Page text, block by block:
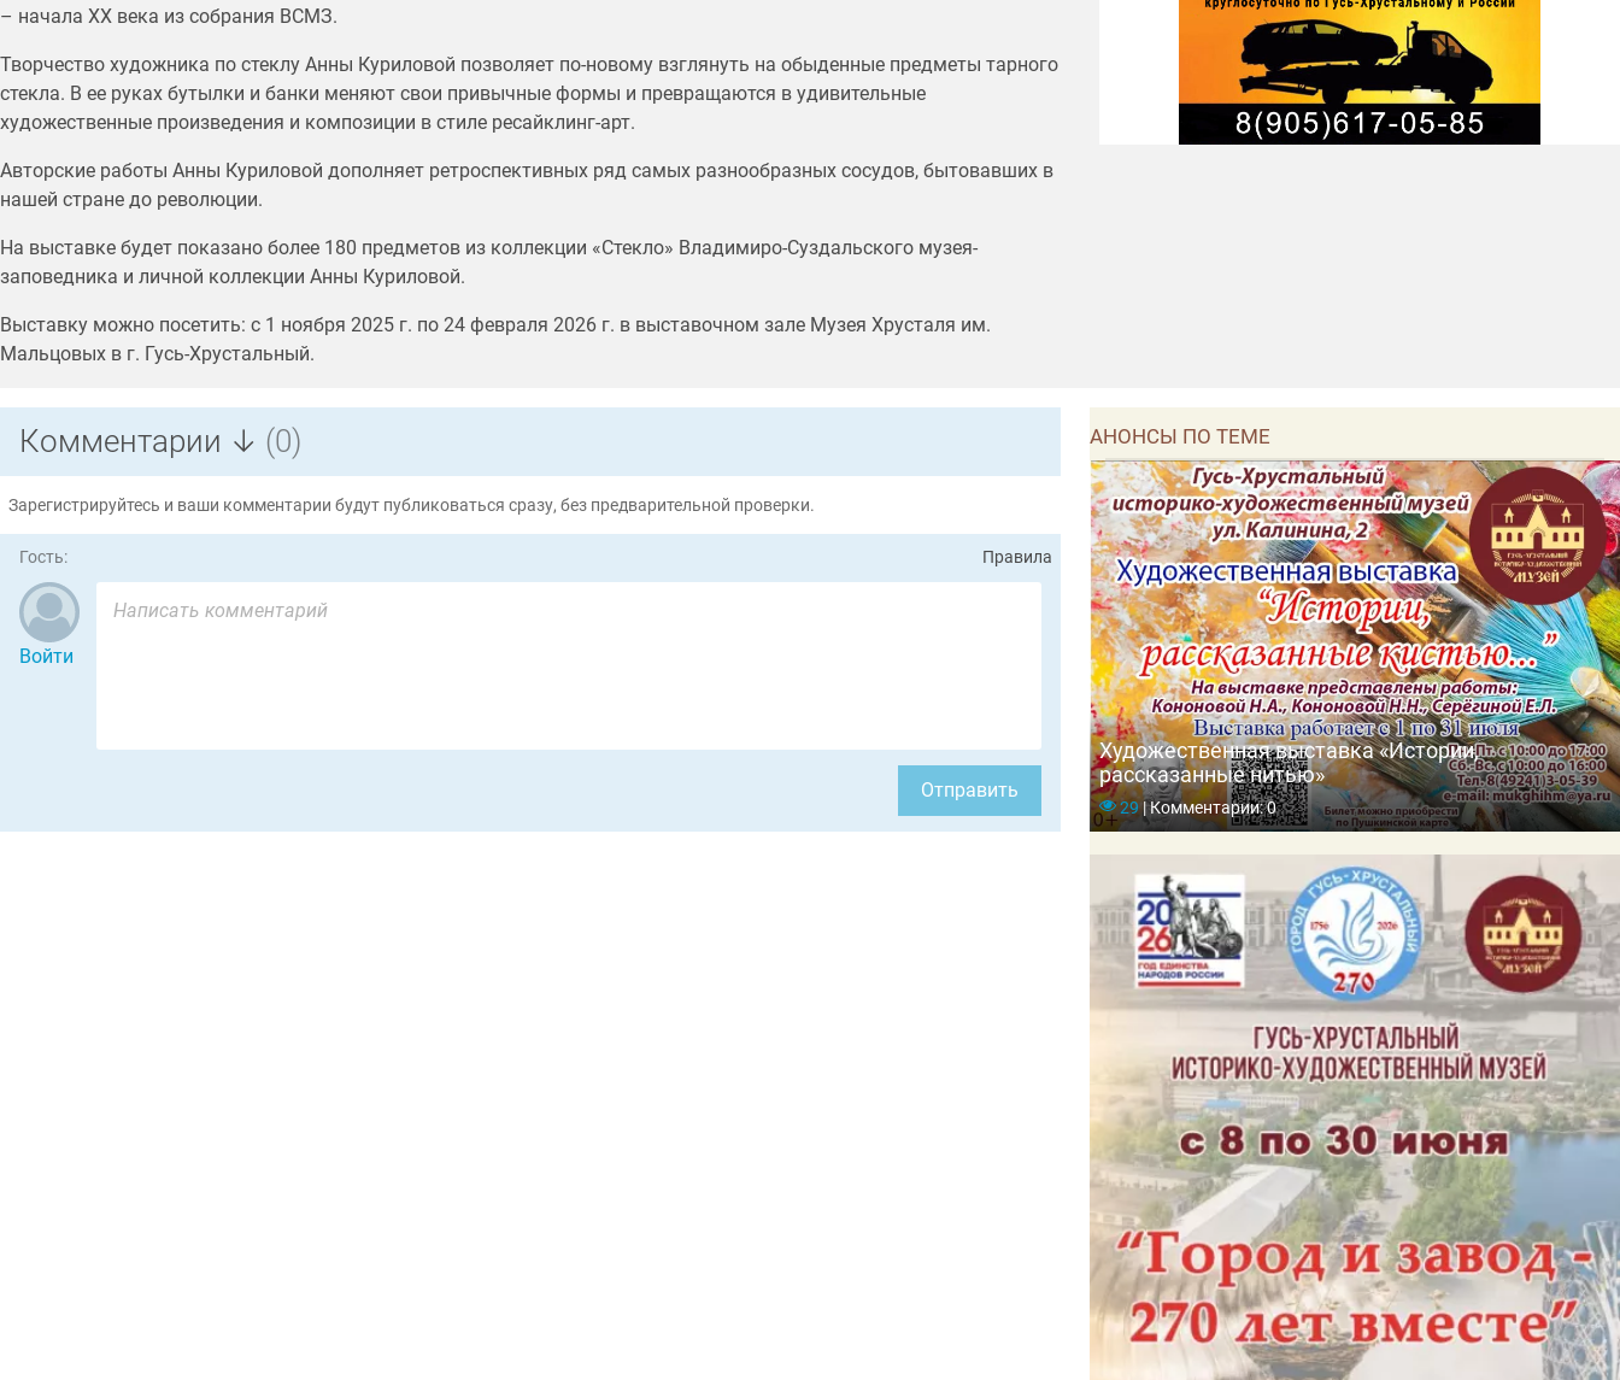
– начала ХХ века из собрания ВСМЗ.
Творчество художника по стеклу Анны Куриловой позволяет по-новому взглянуть на обыденные предметы тарного
стекла. В ее руках бутылки и банки меняют свои привычные формы и превращаются в удивительные
художественные произведения и композиции в стиле ресайклинг-арт.
Авторские работы Анны Куриловой дополняет ретроспективных ряд самых разнообразных сосудов, бытовавших в
нашей стране до революции.
На выставке будет показано более 180 предметов из коллекции «Стекло» Владимиро-Суздальского музея-
заповедника и личной коллекции Анны Куриловой.
Выставку можно посетить: с 1 ноября 2025 г. по 24 февраля 2026 г. в выставочном зале Музея Хрусталя им.
Мальцовых в г. Гусь-Хрустальный.
Комментарии ↓ (0)
Зарегистрируйтесь и ваши комментарии будут публиковаться сразу, без предварительной проверки.
Гость: Правила
Войти
Отправить
АНОНСЫ ПО ТЕМЕ
Художественная выставка «Истории,
рассказанные нитью»
29 |Комментарии: 0